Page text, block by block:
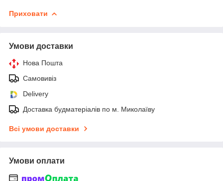
Приховати
Умови доставки
Нова Пошта
Самовивіз
Delivery
Доставка будматеріалів по м. Миколаїву
Всі умови доставки
Умови оплати